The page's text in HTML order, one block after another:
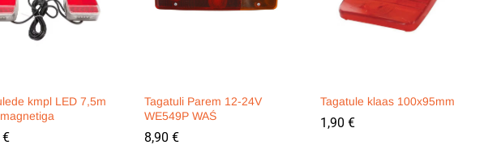
kmpl LED 7,5m
€
€
Tagatuli Parem 12-24V
WE549P WAŚ
8,90 €
8,90 €
Tagatule klaas 100x95mm
1,90 €
1,90 €